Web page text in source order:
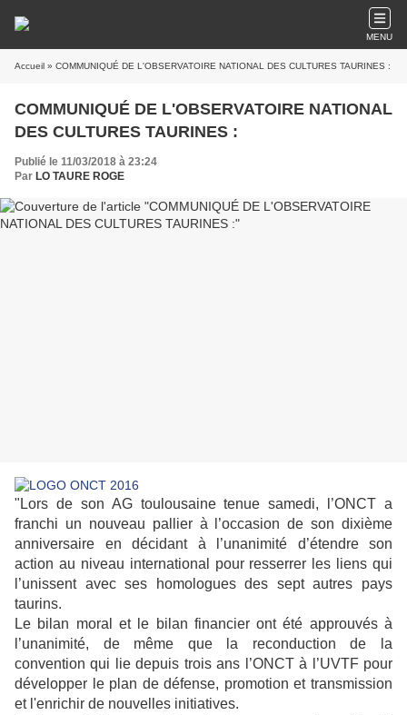
MENU
Accueil » COMMUNIQUÉ DE L'OBSERVATOIRE NATIONAL DES CULTURES TAURINES :
COMMUNIQUÉ DE L'OBSERVATOIRE NATIONAL
DES CULTURES TAURINES :
Publié le 11/03/2018 à 23:24
Par LO TAURE ROGE
"Lors de son AG toulousaine tenue samedi, l’ONCT a
franchi un nouveau pallier à l’occasion de son dixième
anniversaire en décidant à l’unanimité d’étendre son
action au niveau international pour resserrer les liens qui
l’unissent avec ses homologues des sept autres pays
taurins.
Le bilan moral et le bilan financier ont été approuvés à
l’unanimité, de même que la reconduction de la
convention qui lie depuis trois ans l’ONCT à l’UVTF pour
développer le plan de défense, promotion et transmission
et l'enrichir de nouvelles initiatives.